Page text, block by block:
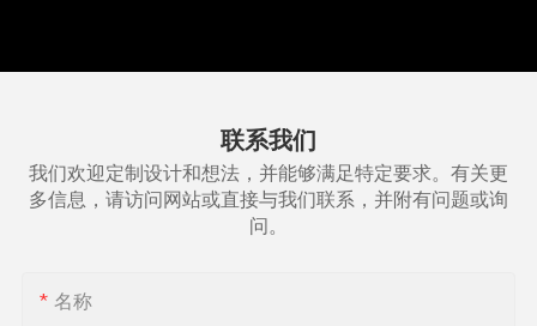
联系我们
我们欢迎定制设计和想法，并能够满足特定要求。有关更
多信息，请访问网站或直接与我们联系，并附有问题或询
问。
名称